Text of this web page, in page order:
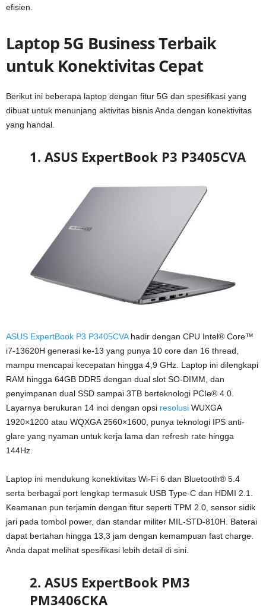
efisien.
Laptop 5G Business Terbaik
untuk Konektivitas Cepat
Berikut ini beberapa laptop dengan fitur 5G dan spesifikasi yang
dibuat untuk menunjang aktivitas bisnis Anda dengan konektivitas
yang handal.
1. ASUS ExpertBook P3 P3405CVA
ASUS ExpertBook P3 P3405CVAhadir dengan CPU Intel® Core™
i7-13620H generasi ke-13 yang punya 10 core dan 16 thread,
mampu mencapai kecepatan hingga 4,9 GHz. Laptop ini dilengkapi
RAM hingga 64GB DDR5 dengan dual slot SO-DIMM, dan
penyimpanan dual SSD sampai 3TB berteknologi PCIe® 4.0.
Layarnya berukuran 14 inci dengan opsi resolusi WUXGA
1920×1200 atau WQXGA 2560×1600, punya teknologi IPS anti-
glare yang nyaman untuk kerja lama dan refresh rate hingga
144Hz.
Laptop ini mendukung konektivitas Wi-Fi 6 dan Bluetooth® 5.4
serta berbagai port lengkap termasuk USB Type-C dan HDMI 2.1.
Keamanan pun terjamin dengan fitur seperti TPM 2.0, sensor sidik
jari pada tombol power, dan standar militer MIL-STD-810H. Baterai
dapat bertahan hingga 13,3 jam dengan kemampuan fast charge.
Anda dapat melihat spesifikasi lebih detail di sini.
2. ASUS ExpertBook PM3
PM3406CKA